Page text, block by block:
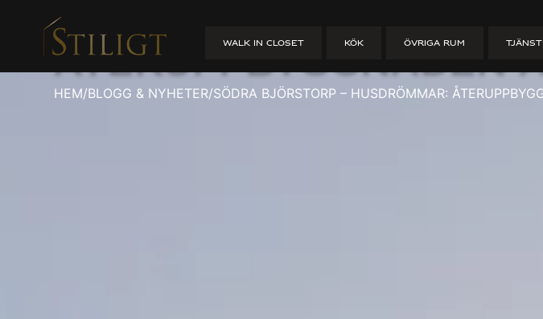
WALK IN CLOSET KÖK ÖVRIGA RUM
Södra Björstorp –
Återuppbyggnaden
HEM/BLOGG & NYHETER/SÖDRA BJÖRSTORP – HUSDRÖMMAR: